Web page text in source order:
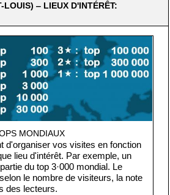
LOUIS) ‒ LIEUX D'INTÉRÊT:
MONDIAUX
d'organiser vos visites en fonction
lieu d'intérêt. Par exemple, un
du top 3·000 mondial. Le
le nombre de visiteurs, la note
des lecteurs.